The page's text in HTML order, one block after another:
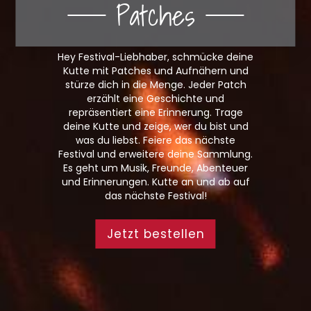
Patches
Hey Festival-Liebhaber, schmücke deine
Kutte mit Patches und Aufnähern und
stürze dich in die Menge. Jeder Patch
erzählt eine Geschichte und
repräsentiert eine Erinnerung. Trage
deine Kutte und zeige, wer du bist und
was du liebst. Feiere das nächste
Festival und erweitere deine Sammlung.
Es geht um Musik, Freunde, Abenteuer
und Erinnerungen. Kutte an und ab auf
das nächste Festival!
Jetzt bestellen